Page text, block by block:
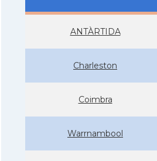
ANTÀRTIDA
Charleston
Coimbra
Warrnambool